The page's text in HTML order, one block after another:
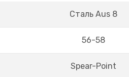
Сталь Aus 8
56-58
Spear-Point